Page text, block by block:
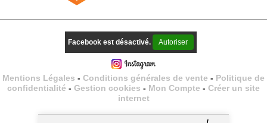
Facebook est désactivé. Autoriser
Mentions Légales Conditions générales de vente
Politique de
confidentialité
Gestion cookies Mon Compte
Créer un site
internet